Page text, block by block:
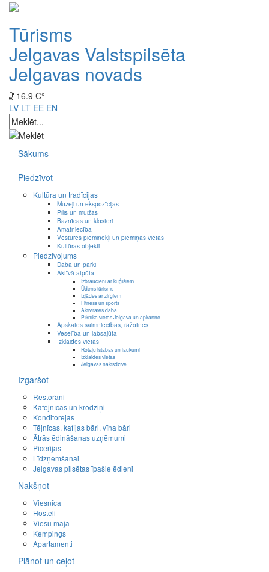
Tūrisms
Jelgavas Valstspilsēta
Jelgavas novads
16.9 C°
LV LT EE EN
Sākums
Piedzīvot
Kultūra un tradīcijas
Muzeji un ekspozīcijas
Pilis un muižas
Baznīcas un klosteri
Amatniecība
Vēstures pieminekļi un piemiņas vietas
Kultūras objekti
Piedzīvojums
Daba un parki
Aktīvā atpūta
Izbraucieni ar kuģīšiem
Ūdens tūrisms
Izjādes ar zirgiem
Fitness un sports
Aktivitātes dabā
Piknika vietas Jelgavā un apkārtnē
Apskates saimniecības, ražotnes
Veselība un labsajūta
Izklaides vietas
Rotaļu istabas un laukumi
Izklaides vietas
Jelgavas naktsdzīve
Izgaršot
Restorāni
Kafejnīcas un krodziņi
Konditorejas
Tējnīcas, kafijas bāri, vīna bāri
Ātrās ēdināšanas uzņēmumi
Picērijas
Līdzņemšanai
Jelgavas pilsētas īpašie ēdieni
Nakšņot
Viesnīca
Hosteļi
Viesu māja
Kempings
Apartamenti
Plānot un ceļot